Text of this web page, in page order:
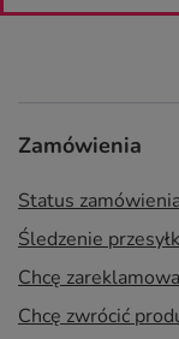
Zamówienia
Status
Śledzenie
Chcę
Chcę zwrócić